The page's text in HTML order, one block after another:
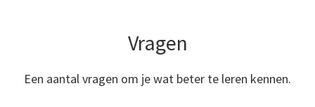
Vragen
Een aantal vragen om je wat beter te leren kennen.